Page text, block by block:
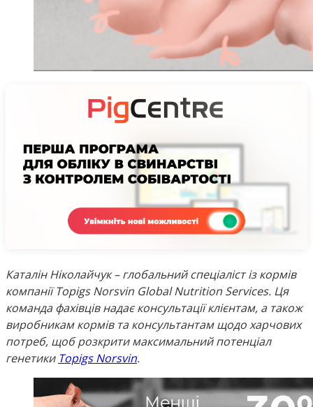
Каталін Ніколайчук – глобальний спеціаліст із кормів
компанії Topigs Norsvin Global Nutrition Services. Ця
команда фахівців надає консультації клієнтам, а також
виробникам кормів та консультантам щодо харчових
потреб, щоб розкрити максимальний потенціал
генетики Topigs Norsvin.